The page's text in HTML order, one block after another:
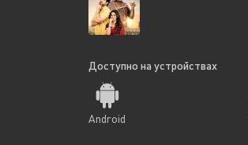
Доступно на устройствах
Android